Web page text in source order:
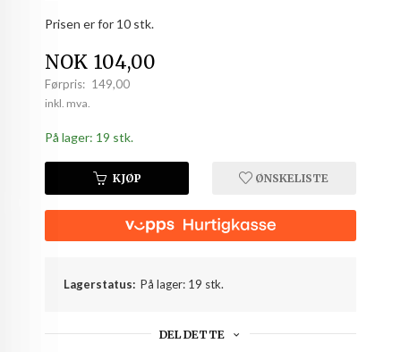
Prisen er for 10 stk.
Tilbud
NOK 104,00
Førpris: 149,00
Rabatt
inkl. mva.
På lager: 19 stk.
KJØP ØNSKELISTE
Lagerstatus: På lager: 19 stk.
DEL DETTE